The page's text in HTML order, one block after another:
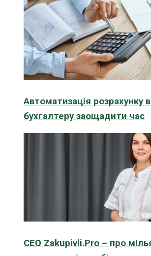
Автоматизація розрахунку
бухгалтеру заощадити час
CEO Zakupivli.Pro – про